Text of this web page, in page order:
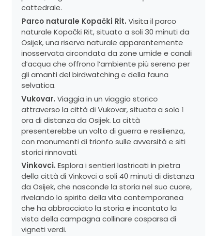
cattedrale.
Parco naturale Kopački Rit. Visita il parco
naturale Kopački Rit, situato a soli 30 minuti da
Osijek, una riserva naturale apparentemente
inosservata circondata da zone umide e canali
d’acqua che offrono l’ambiente più sereno per
gli amanti del birdwatching e della fauna
selvatica.
Vukovar. Viaggia in un viaggio storico
attraverso la città di Vukovar, situata a solo 1
ora di distanza da Osijek. La città
presenterebbe un volto di guerra e resilienza,
con monumenti di trionfo sulle avversità e siti
storici rinnovati.
Vinkovci. Esplora i sentieri lastricati in pietra
della città di Vinkovci a soli 40 minuti di distanza
da Osijek, che nasconde la storia nel suo cuore,
rivelando lo spirito della vita contemporanea
che ha abbracciato la storia e incantato la
vista della campagna collinare cosparsa di
vigneti verdi.